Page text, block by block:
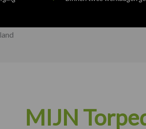
MIJN